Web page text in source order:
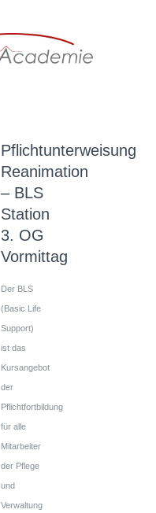
Pflichtunterweisung
Reanimation
– BLS
Station
3. OG
Vormittag
Der BLS
(Basic Life
Support)
ist das
Kursangebot
der
Pflichtfortbildung
für alle
Mitarbeiter
der Pflege
und
Verwaltung